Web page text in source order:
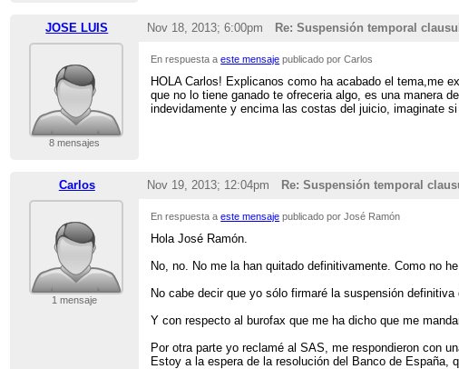
JOSE LUIS Nov 18, 2013; 6:00pm Re: Suspensión temporal
8 mensajes
En respuesta aeste mensaje publicado por Carlos
HOLA Carlos! Explicanos como ha acabado el tema,me
que no lo tiene ganado te ofreceria algo, es una manera
indevidamente y encima las costas del juicio, imaginate
Carlos Nov 19, 2013; 12:04pm Re: Suspensión temporal
1 mensaje
En respuesta aeste mensaje publicado por José Ramón
Hola José Ramón.
No, no. No me la han quitado definitivamente. Como no
No cabe decir que yo sólo firmaré la suspensión
Y con respecto al burofax que me ha dicho que me
Por otra parte yo reclamé al SAS, me respondieron con
Estoy a la espera de la resolución del Banco de España,